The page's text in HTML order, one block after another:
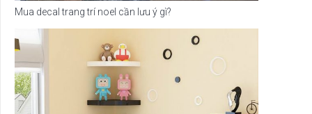
Mua decal trang trí noel cần lưu ý gì?